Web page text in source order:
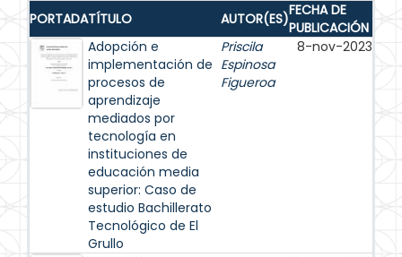
PORTADATÍTULO AUTOR(ES)FECHA DE
PUBLICACIÓN
Adopción e
implementación de
procesos de
aprendizaje
mediados por
tecnología en
instituciones de
educación media
superior: Caso de
estudio Bachillerato
Tecnológico de El
Grullo
Priscila
Espinosa
Figueroa
8-nov-2023